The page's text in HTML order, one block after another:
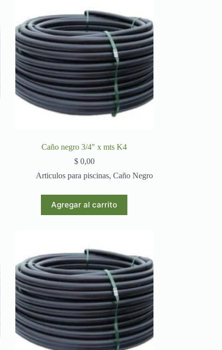
Caño negro 3/4″ x mts K4
$0,00
Articulos para piscinas,Caño Negro
Agregar al carrito